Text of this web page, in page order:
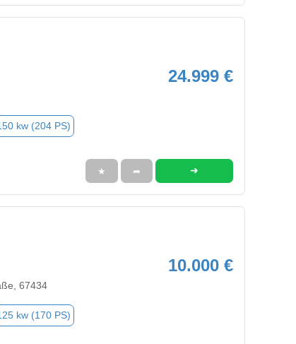
24.999 €
kw (204 PS)
★ ➦ ➜
10.000 €
67434
kw (170 PS)